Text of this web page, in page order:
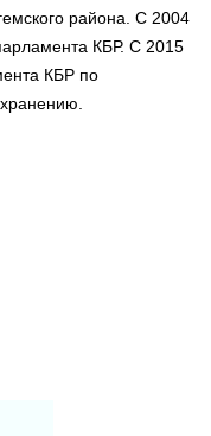
района. С 2004
КБР. С 2015
КБР по